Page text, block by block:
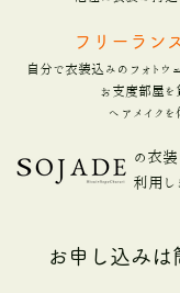
フリーラン
自分で衣装込みのフォトウ
お支度部屋を
ヘアメイクを
の衣装
利用し
お申し込みは